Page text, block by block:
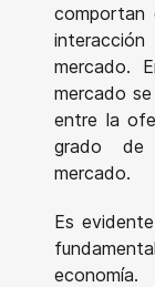
comportan
mercado.
mercado
entre la
grado de
mercado.
Es